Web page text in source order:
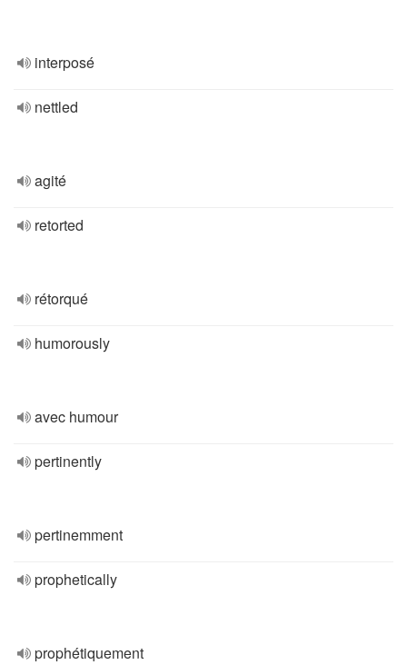
interposé
nettled
agité
retorted
rétorqué
humorously
avec humour
pertinently
pertinemment
prophetically
prophétiquement